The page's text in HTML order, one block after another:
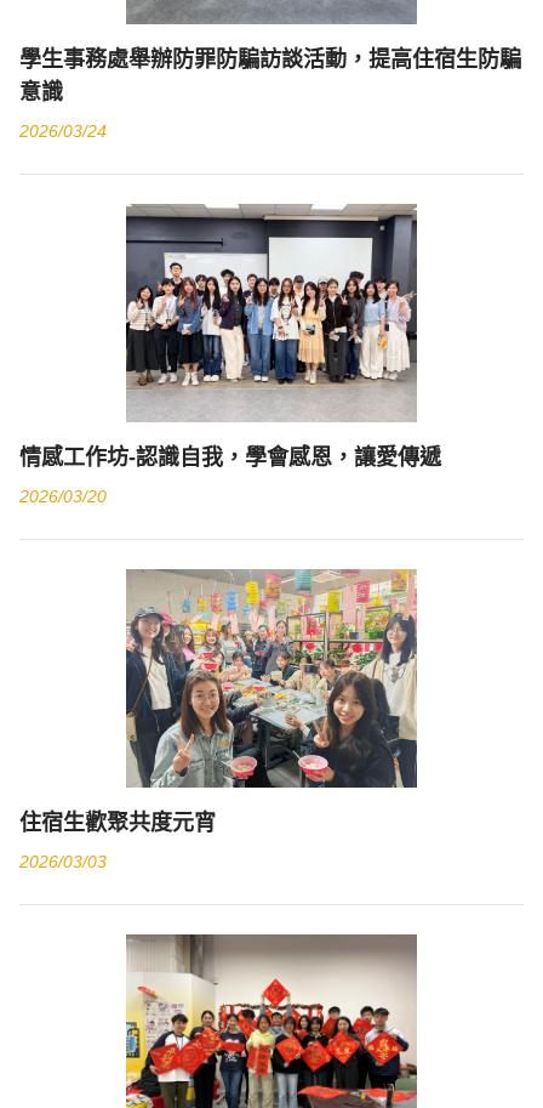
學生事務處舉辦防罪防騙訪談活動，提高住宿生防騙
意識
2026/03/24
​情感工作坊-認識自我，學會感恩，讓愛傳遞
2026/03/20
住宿生歡聚共度元宵
2026/03/03